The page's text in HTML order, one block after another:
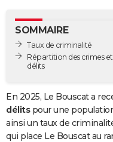
GUIDES D'ACHAT
BONS PLANS
Carte de Noël
Carte Bonne année
Carte Saint-Valentin
Carte Pâques
Carte d'anniversaire
DICTIONNAIRE
Dictionnaire
Biographies
Citations
Expressions
Proverbes
PROGRAMME TV
SOMMAIRE
Taux de criminalité
Répartition des crimes et
délits
En 2025, Le Bouscat a
délitspour une
ainsi un taux de
qui place Le Bouscat au